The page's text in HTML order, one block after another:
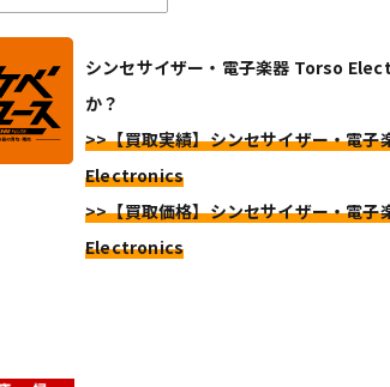
シンセサイザー・電子楽器 Torso
か？
>>【買取実績】シンセサイザー・電子
Electronics
>>【買取価格】シンセサイザー・電子
Electronics